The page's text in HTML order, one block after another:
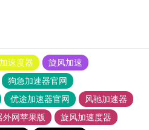
速度器
旋风加速
狗急加速器官网
优途加速器官网
风驰加速器
外网苹果版
旋风加速度器